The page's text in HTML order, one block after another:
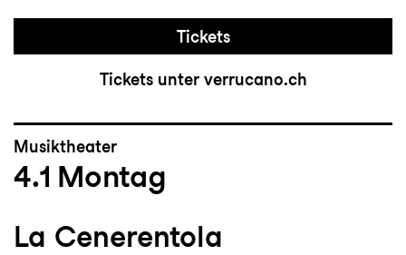
Tickets
Tickets unter verrucano.ch
Musiktheater
4.1 Montag
La Cenerentola